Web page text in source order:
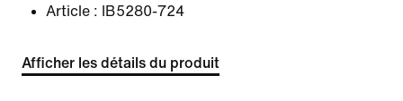
Article :
IB5280-724
Afficher les détails du produit